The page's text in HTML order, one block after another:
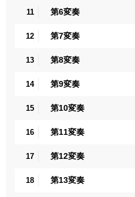
11 第6変奏
12 第7変奏
13 第8変奏
14 第9変奏
15 第10変奏
16 第11変奏
17 第12変奏
18 第13変奏